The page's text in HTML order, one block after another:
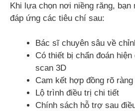
Khi lựa chọn nơi niềng răng, bạn
đáp ứng các tiêu chí sau:
Bác sĩ chuyên sâu về
Có thiết bị chẩn đoán
scan 3D
Cam kết hợp đồng rõ ràng
Lộ trình điều trị chi tiết
Chính sách hỗ trợ sau